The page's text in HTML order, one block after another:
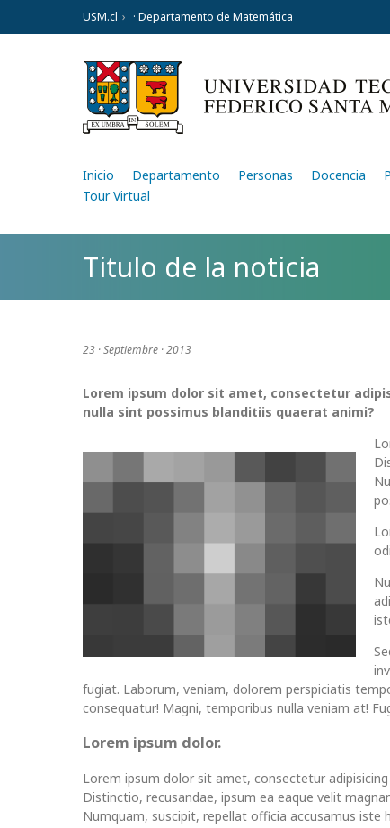
USM.cl · Departamento de Matemática
Inicio Departamento Personas Docencia
Tour Virtual
Titulo de la noticia
23 · Septiembre · 2013
Lorem ipsum dolor sit amet, consectetur
nulla sint possimus blanditiis quaerat animi?
fugiat. Laborum, veniam, dolorem perspiciatis
consequatur! Magni, temporibus nulla veniam at!
Lorem ipsum dolor.
Lorem ipsum dolor sit amet, consectetur
Distinctio, recusandae, ipsum ea eaque velit
Numquam, suscipit, repellat officia accusamus iste